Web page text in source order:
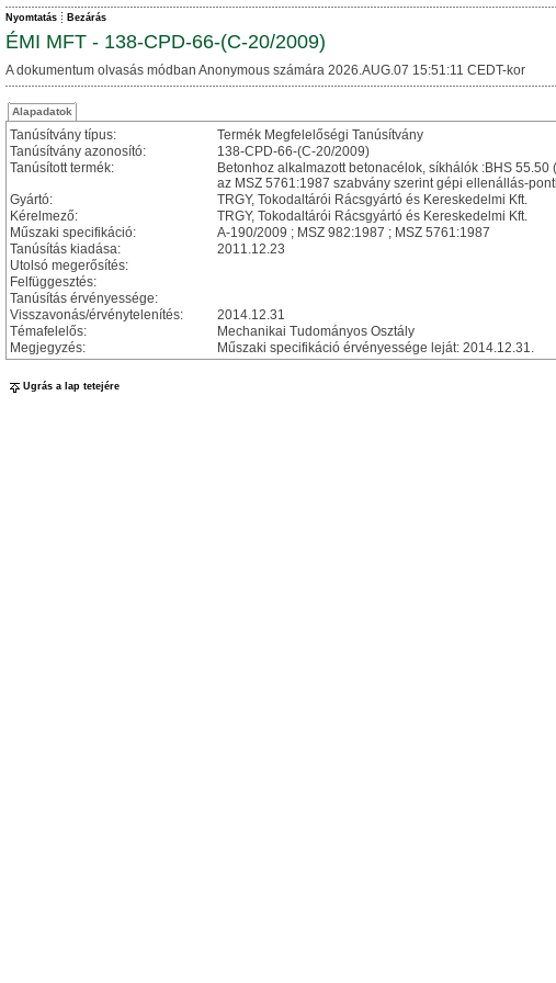
Nyomtatás Bezárás
ÉMI MFT - 138-CPD-66-(C-20/2009)
A dokumentum olvasás módban Anonymous számára 2026.AUG.07 15:51:11 CEDT-kor
Alapadatok
Tanúsítvány típus:
Termék Megfelelőségi Tanúsítvány
Tanúsítvány azonosító:
138-CPD-66-(C-20/2009)
Tanúsított termék:
Betonhoz alkalmazott betonacélok, síkhálók :BHS
az MSZ 5761:1987 szabvány szerint gépi ellenállás-
Gyártó:
TRGY, Tokodaltárói Rácsgyártó és Kereskedelmi Kft.
Kérelmező:
TRGY, Tokodaltárói Rácsgyártó és Kereskedelmi Kft.
Műszaki specifikáció:
A-190/2009 ; MSZ 982:1987 ; MSZ 5761:1987
Tanúsítás kiadása:
2011.12.23
Utolsó megerősítés:
Felfüggesztés:
Tanúsítás érvényessége:
Visszavonás/érvénytelenítés:
2014.12.31
Témafelelős:
Mechanikai Tudományos Osztály
Megjegyzés:
Műszaki specifikáció érvényessége leját: 2014.12.31.
Ugrás a lap tetejére